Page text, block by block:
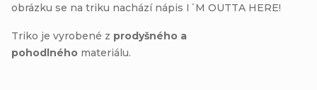
obrázku se na triku nachází nápis I´M OUTTA HERE!
Triko je vyrobené z prodyšného a
pohodlného materiálu.